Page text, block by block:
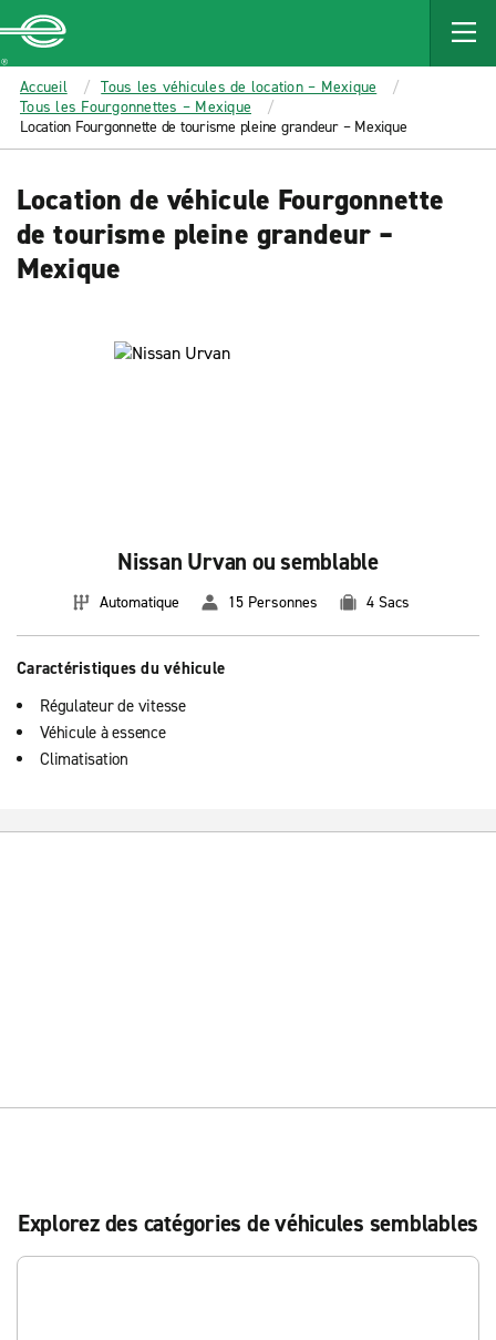
MAIN
CONTENT
Enterprise
Accueil
Tous les véhicules de location – Mexique
Tous les Fourgonnettes – Mexique
Location Fourgonnette de tourisme pleine grandeur – Mexique
Location de véhicule Fourgonnette
de tourisme pleine grandeur –
Mexique
Nissan Urvan ou semblable
Automatique 15 Personnes 4 Sacs
Caractéristiques du véhicule
Régulateur de vitesse
Véhicule à essence
Climatisation
Explorez des catégories de véhicules semblables